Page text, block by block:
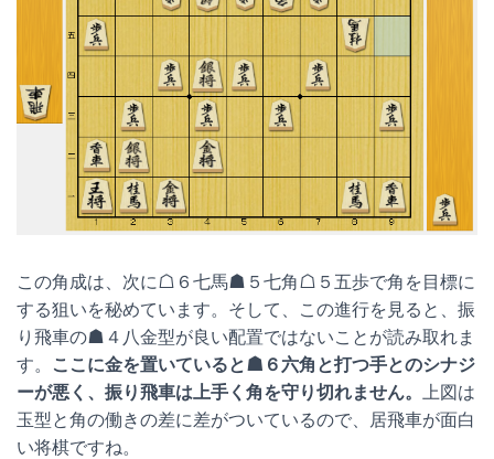
この角成は、次に☖６七馬☗５七角☖５五歩で角を目標に
する狙いを秘めています。そして、この進行を見ると、振
り飛車の☗４八金型が良い配置ではないことが読み取れま
す。
ここに金を置いていると☗６六角と打つ手とのシナジ
ーが悪く、振り飛車は上手く角を守り切れません。 上図は
玉型と角の働きの差に差がついているので、居飛車が面白
い将棋ですね。